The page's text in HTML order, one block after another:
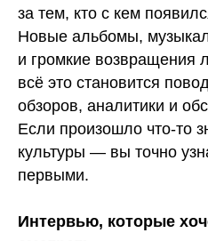
за тем, кто с кем
Новые альбомы,
и громкие
всё это становится
обзоров, аналитики и
Если произошло что-то
культуры — вы точно
первыми.
Интервью, которые